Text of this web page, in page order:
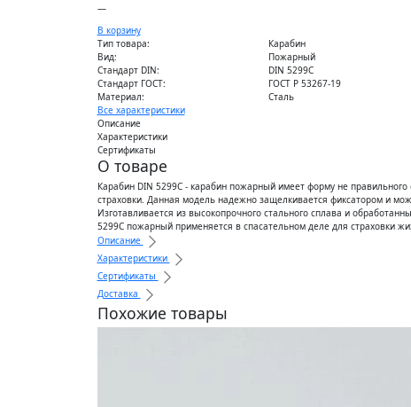
—
В корзину
Тип товара:
Карабин
Вид:
Пожарный
Стандарт DIN:
DIN 5299C
Стандарт ГОСТ:
ГОСТ Р 53267-19
Материал:
Сталь
Все характеристики
Описание
Характеристики
Сертификаты
О товаре
Карабин DIN 5299C - карабин пожарный имеет форму не
страховки. Данная модель надежно защелкивается фиксатором и
Изготавливается из высокопрочного стального сплава и
5299C пожарный применяется в спасательном деле для страховки
Описание
Характеристики
Сертификаты
Доставка
Похожие товары